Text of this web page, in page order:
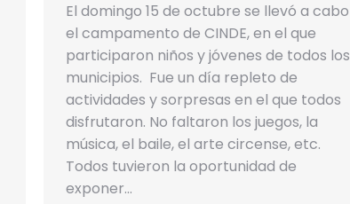
El domingo 15 de octubre se llevó a cabo
el campamento de CINDE, en el que
participaron niños y jóvenes de todos los
municipios. Fue un día repleto de
actividades y sorpresas en el que todos
disfrutaron. No faltaron los juegos, la
música, el baile, el arte circense, etc.
Todos tuvieron la oportunidad de
exponer…